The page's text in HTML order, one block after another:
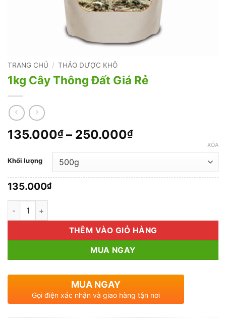
TRANG CHỦ / THẢO DƯỢC KHÔ
1kg Cây Thông Đất Giá Rẻ
135.000₫ – 250.000₫Khoảng
135.000₫
đến
Khối lượng
XÓA
135.000₫
1kg Cây Thông Đất Giá Rẻ số lượng
THÊM VÀO GIỎ HÀNG
MUA NGAY
MUA NGAY
Gọi điện xác nhận và giao hàng tận nơi